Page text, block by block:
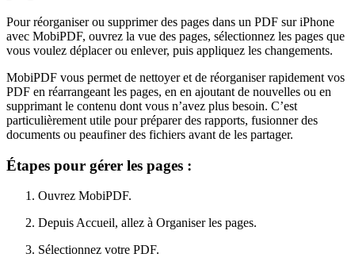
Pour réorganiser ou supprimer des pages dans un PDF sur iPhone
avec MobiPDF, ouvrez la vue des pages, sélectionnez les pages que
vous voulez déplacer ou enlever, puis appliquez les changements.
MobiPDF vous permet de nettoyer et de réorganiser rapidement vos
PDF en réarrangeant les pages, en en ajoutant de nouvelles ou en
supprimant le contenu dont vous n’avez plus besoin. C’est
particulièrement utile pour préparer des rapports, fusionner des
documents ou peaufiner des fichiers avant de les partager.
Étapes pour gérer les pages :
Ouvrez MobiPDF.
Depuis Accueil, allez à Organiser les pages.
Sélectionnez votre PDF.